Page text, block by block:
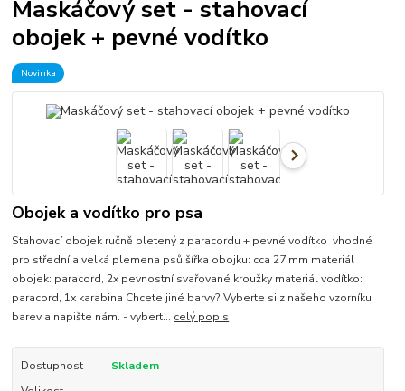
Maskáčový set - stahovací
obojek + pevné vodítko
Novinka
Obojek a vodítko pro psa
Stahovací obojek ručně pletený z paracordu + pevné vodítko vhodné
pro střední a velká plemena psů šířka obojku: cca 27 mm materiál
obojek: paracord, 2x pevnostní svařované kroužky materiál vodítko:
paracord, 1x karabina Chcete jiné barvy? Vyberte si z našeho vzorníku
barev a napište nám. - vybert... celý popis
Dostupnost
Skladem